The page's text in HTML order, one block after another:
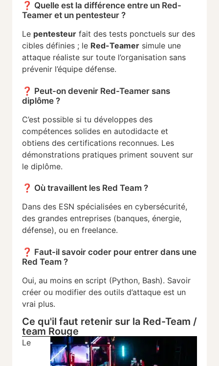
❓ Quelle est la différence entre un Red-
Teamer et un pentesteur ?
Le pentesteur fait des tests ponctuels sur des
cibles définies ; le Red-Teamer simule une
attaque réaliste sur toute l’organisation sans
prévenir l’équipe défense.
❓ Peut-on devenir Red-Teamer sans
diplôme ?
C’est possible si tu développes des
compétences solides en autodidacte et
obtiens des certifications reconnues. Les
démonstrations pratiques priment souvent sur
le diplôme.
❓ Où travaillent les Red Team ?
Dans des ESN spécialisées en cybersécurité,
des grandes entreprises (banques, énergie,
défense), ou en freelance.
❓ Faut-il savoir coder pour entrer dans une
Red Team ?
Oui, au moins en script (Python, Bash). Savoir
créer ou modifier des outils d’attaque est un
vrai plus.
Ce qu'il faut retenir sur la Red-Team /
team Rouge
Le